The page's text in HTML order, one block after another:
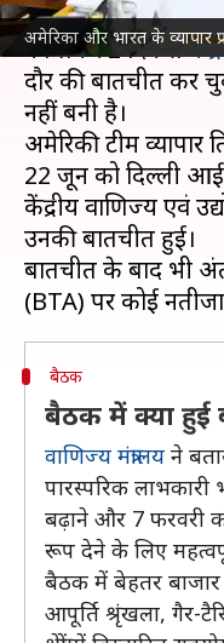
अमेरिका और भारत के व्यापार
अमेरिकाका
को लेकर 2 दिन से
दौर की बातचीत कर
नहीं बनी है।
अमेरिकी टीम व्यापार
22 जून को दिल्ली
केंद्रीय वाणिज्य एवं
उनकी बातचीत हुई।
बातचीत के बाद भी
बैठक
बैठक में क्या हुई
वाणिज्य मंत्रालय ने
पारस्परिक
बढ़ाने और 7 फरवरी
रूप देने के लिए
बैठक में बेहतर
आपूर्ति श्रृंखला, गैर-